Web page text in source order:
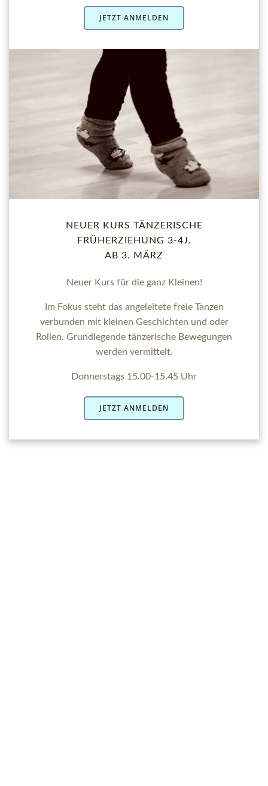
JETZT ANMELDEN
NEUER KURS TÄNZERISCHE
FRÜHERZIEHUNG 3-4J.
AB 3. MÄRZ
Neuer Kurs für die ganz Kleinen!
Im Fokus steht das angeleitete freie Tanzen
verbunden mit kleinen Geschichten und oder
Rollen. Grundlegende tänzerische Bewegungen
werden vermittelt.
Donnerstags 15.00-15.45 Uhr
JETZT ANMELDEN